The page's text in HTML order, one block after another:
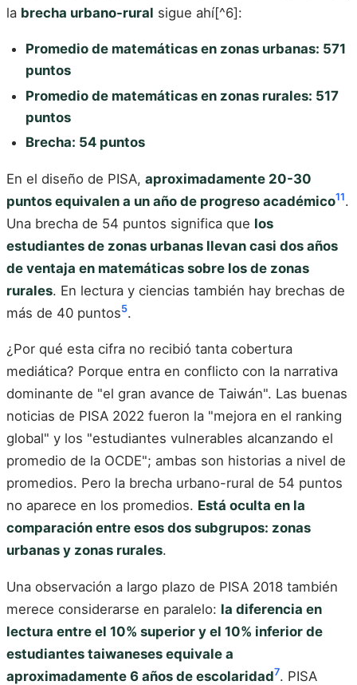
la brecha urbano-rural sigue ahí[^6]:
Promedio de matemáticas en zonas urbanas: 571
puntos
Promedio de matemáticas en zonas rurales: 517
puntos
Brecha: 54 puntos
En el diseño de PISA, aproximadamente 20-30
puntos equivalen a un año de progreso académico11.
Una brecha de 54 puntos significa que los
estudiantes de zonas urbanas llevan casi dos años
de ventaja en matemáticas sobre los de zonas
rurales. En lectura y ciencias también hay brechas de
más de 40 puntos5.
¿Por qué esta cifra no recibió tanta cobertura
mediática? Porque entra en conflicto con la narrativa
dominante de "el gran avance de Taiwán". Las buenas
noticias de PISA 2022 fueron la "mejora en el ranking
global" y los "estudiantes vulnerables alcanzando el
promedio de la OCDE"; ambas son historias a nivel de
promedios. Pero la brecha urbano-rural de 54 puntos
no aparece en los promedios. Está oculta en la
comparación entre esos dos subgrupos: zonas
urbanas y zonas rurales.
Una observación a largo plazo de PISA 2018 también
merece considerarse en paralelo: la diferencia en
lectura entre el 10% superior y el 10% inferior de
estudiantes taiwaneses equivale a
aproximadamente 6 años de escolaridad7. PISA